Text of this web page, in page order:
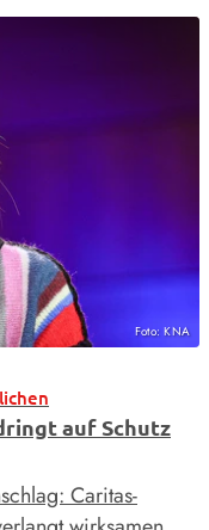
Foto: KNA
auf Schutz
Caritas-